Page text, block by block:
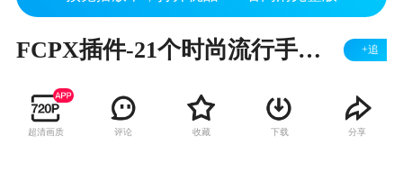
FCPX插件-21个时尚流行手机竖版海报封面图文排版设计动画Instagram Stories +追
超清画质 评论 收藏 下载 分享